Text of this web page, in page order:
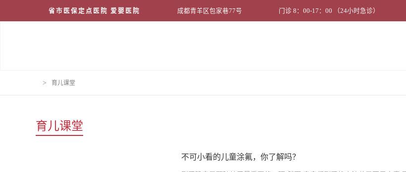
省市医保定点医院 爱婴医院 成都青羊区包家巷77号 门诊 8：00-17：00 （24小时急诊）
> 育儿课堂
育儿课堂
不可小看的儿童涂氟，你了解吗？